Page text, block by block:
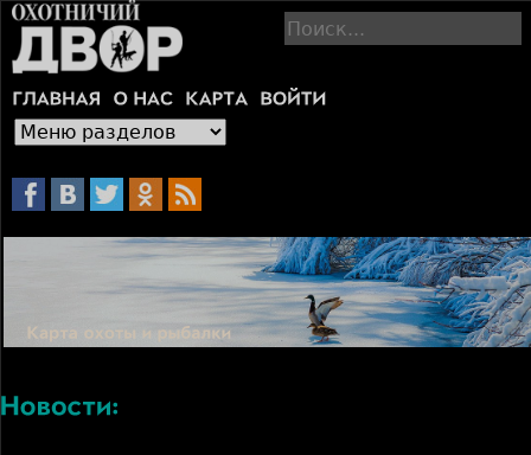
Jump to navigation
П
и
с